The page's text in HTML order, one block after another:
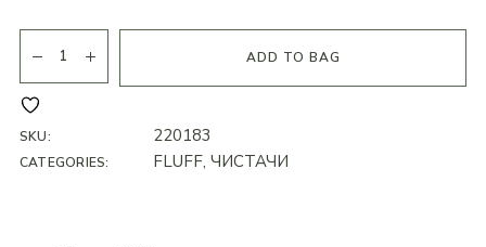
ADD TO BAG
SKU: 220183
CATEGORIES: FLUFF, ЧИСТАЧИ